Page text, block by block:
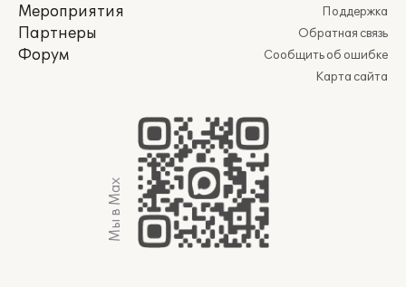
Мероприятия
Партнеры
Форум
Поддержка
Обратная связь
Сообщить об ошибке
Карта сайта
Мы в Max